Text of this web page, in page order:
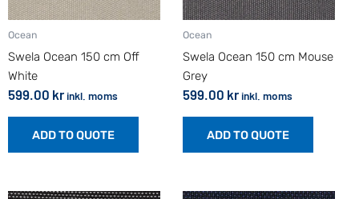
Ocean
Swela Ocean 150 cm Off
White
599.00 krinkl. moms
ADD TO QUOTE
Ocean
Swela Ocean 150 cm Mouse
Grey
599.00 krinkl. moms
ADD TO QUOTE